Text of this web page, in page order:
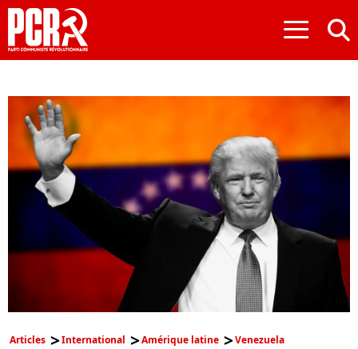
≡
Articles International Amérique latine Venezuela